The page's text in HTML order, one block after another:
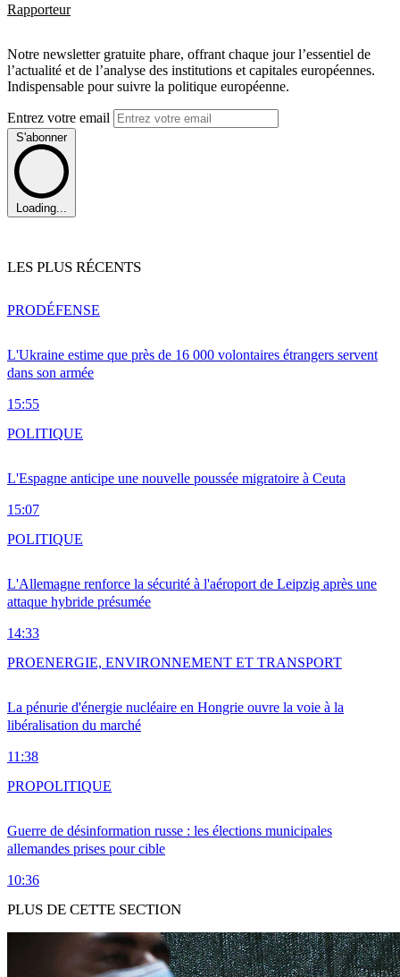
Rapporteur
Notre newsletter gratuite phare, offrant chaque jour l’essentiel de
l’actualité et de l’analyse des institutions et capitales européennes.
Indispensable pour suivre la politique européenne.
Entrez votre email
S'abonner
Loading...
LES PLUS RÉCENTS
L'Ukraine estime que près de 16 000 volontaires étrangers servent
dans son armée
15:55
PRODÉFENSE
L'Espagne anticipe une nouvelle poussée migratoire à Ceuta
15:07
POLITIQUE
L'Allemagne renforce la sécurité à l'aéroport de Leipzig après une
attaque hybride présumée
14:33
POLITIQUE
La pénurie d'énergie nucléaire en Hongrie ouvre la voie à la
libéralisation du marché
11:38
PROENERGIE, ENVIRONNEMENT ET TRANSPORT
Guerre de désinformation russe : les élections municipales
allemandes prises pour cible
10:36
PROPOLITIQUE
PLUS DE CETTE SECTION